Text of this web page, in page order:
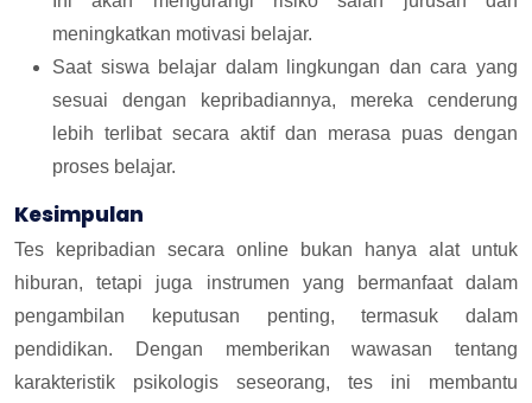
meningkatkan motivasi belajar.
Saat siswa belajar dalam lingkungan dan cara yang
sesuai dengan kepribadiannya, mereka cenderung
lebih terlibat secara aktif dan merasa puas dengan
proses belajar.
Kesimpulan
Tes kepribadian secara online bukan hanya alat untuk
hiburan, tetapi juga instrumen yang bermanfaat dalam
pengambilan keputusan penting, termasuk dalam
pendidikan. Dengan memberikan wawasan tentang
karakteristik psikologis seseorang, tes ini membantu